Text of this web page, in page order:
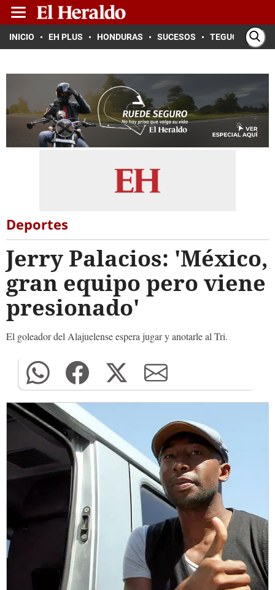
INICIO EH PLUS HONDURAS SUCESOS TEGUCIGALPA
Deportes
Jerry Palacios: 'México,
gran equipo pero viene
presionado'
El goleador del Alajuelense espera jugar y anotarle al Tri.